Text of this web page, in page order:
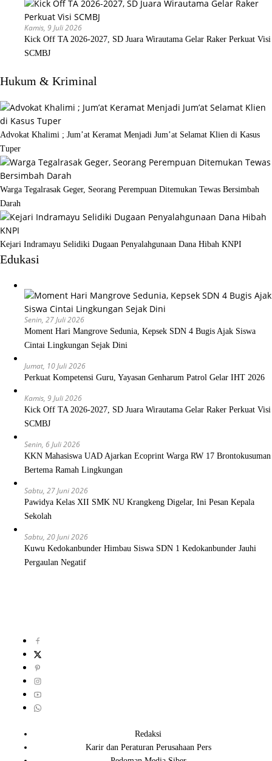
Kamis, 9 Juli 2026
Kick Off TA 2026-2027, SD Juara Wirautama Gelar Raker Perkuat Visi
SCMBJ
Hukum & Kriminal
Advokat Khalimi ; Jum’at Keramat Menjadi Jum’at Selamat Klien di Kasus
Tuper
Warga Tegalrasak Geger, Seorang Perempuan Ditemukan Tewas Bersimbah
Darah
Kejari Indramayu Selidiki Dugaan Penyalahgunaan Dana Hibah KNPI
Edukasi
Senin, 27 Juli 2026
Moment Hari Mangrove Sedunia, Kepsek SDN 4 Bugis Ajak Siswa
Cintai Lingkungan Sejak Dini
Jumat, 10 Juli 2026
Perkuat Kompetensi Guru, Yayasan Genharum Patrol Gelar IHT 2026
Kamis, 9 Juli 2026
Kick Off TA 2026-2027, SD Juara Wirautama Gelar Raker Perkuat Visi
SCMBJ
Senin, 6 Juli 2026
KKN Mahasiswa UAD Ajarkan Ecoprint Warga RW 17 Brontokusuman
Bertema Ramah Lingkungan
Sabtu, 27 Juni 2026
Pawidya Kelas XII SMK NU Krangkeng Digelar, Ini Pesan Kepala
Sekolah
Sabtu, 20 Juni 2026
Kuwu Kedokanbunder Himbau Siswa SDN 1 Kedokanbunder Jauhi
Pergaulan Negatif
Redaksi
Karir dan Peraturan Perusahaan Pers